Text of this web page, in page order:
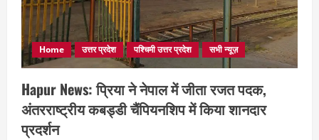
Home उत्तर प्रदेश पश्चिमी उत्तर प्रदेश सभी न्यूज़
Hapur News: प्रिया ने नेपाल में जीता रजत पदक,
अंतरराष्ट्रीय कबड्डी चैंपियनशिप में किया शानदार
प्रदर्शन